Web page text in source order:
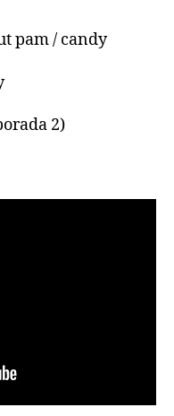
pam / candy
2)